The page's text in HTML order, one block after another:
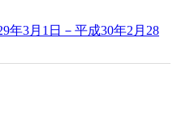
年3月1日－平成30年2月28